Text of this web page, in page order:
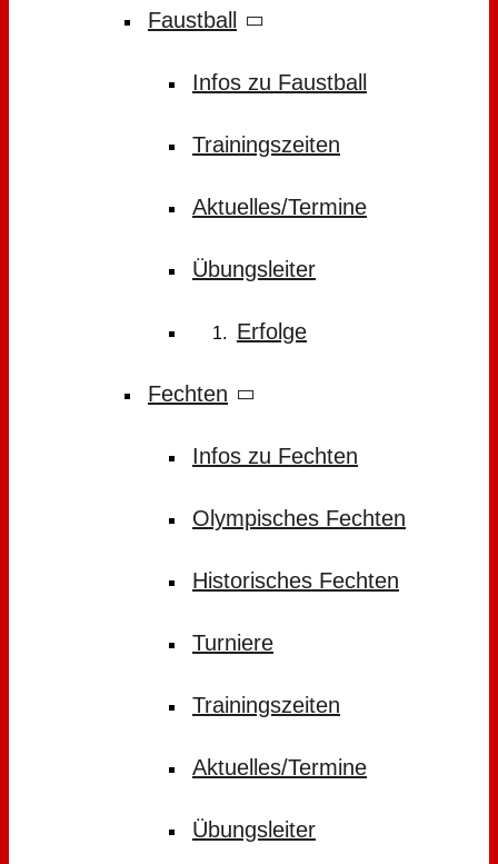
Faustball
Infos zu Faustball
Trainingszeiten
Aktuelles/Termine
Übungsleiter
Erfolge
Fechten
Infos zu Fechten
Olympisches Fechten
Historisches Fechten
Turniere
Trainingszeiten
Aktuelles/Termine
Übungsleiter